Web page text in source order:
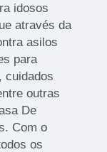
idosos
através da
asilos
para
cuidados
outras
De
Com o
os